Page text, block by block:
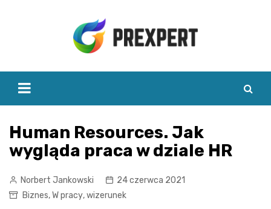
Human Resources. Jak
wygląda praca w dziale HR
Norbert Jankowski
24 czerwca 2021
Biznes,W pracy,wizerunek